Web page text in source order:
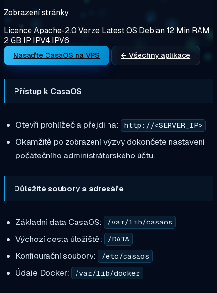
Zobrazení stránky
LicenceApache-2.0 Verze LatestOS Debian 12 Min RAM
2 GB IP IPV4,IPV6
Nasaďte CasaOS na VPS ← Všechny aplikace
Přístup k CasaOS
Otevři prohlížeč a přejdi na: http://<SERVER_IP>
Okamžitě po zobrazení výzvy dokončete nastavení
počátečního administrátorského účtu.
Důležité soubory a adresáře
Základní data CasaOS: /var/lib/casaos
Výchozí cesta úložiště: /DATA
Konfigurační soubory: /etc/casaos
Údaje Docker: /var/lib/docker